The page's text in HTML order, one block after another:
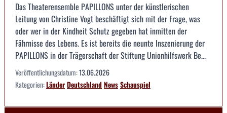
Das Theaterensemble PAPILLONS unter der künstlerischen
Leitung von Christine Vogt beschäftigt sich mit der Frage, was
oder wer in der Kindheit Schutz gegeben hat inmitten der
Fährnisse des Lebens. Es ist bereits die neunte Inszenierung der
PAPILLONS in der Trägerschaft der Stiftung Unionhilfswerk Be...
Veröffentlichungsdatum:13.06.2026
Kategorien:LänderDeutschlandNewsSchauspiel